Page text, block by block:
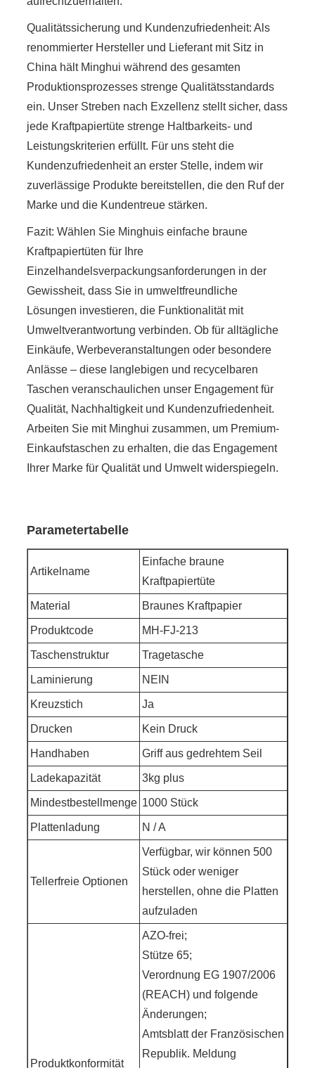
Qualitätssicherung und Kundenzufriedenheit: Als
renommierter Hersteller und Lieferant mit Sitz in
China hält Minghui während des gesamten
Produktionsprozesses strenge Qualitätsstandards
ein. Unser Streben nach Exzellenz stellt sicher, dass
jede Kraftpapiertüte strenge Haltbarkeits- und
Leistungskriterien erfüllt. Für uns steht die
Kundenzufriedenheit an erster Stelle, indem wir
zuverlässige Produkte bereitstellen, die den Ruf der
Marke und die Kundentreue stärken.
Fazit: Wählen Sie Minghuis einfache braune
Kraftpapiertüten für Ihre
Einzelhandelsverpackungsanforderungen in der
Gewissheit, dass Sie in umweltfreundliche
Lösungen investieren, die Funktionalität mit
Umweltverantwortung verbinden. Ob für alltägliche
Einkäufe, Werbeveranstaltungen oder besondere
Anlässe – diese langlebigen und recycelbaren
Taschen veranschaulichen unser Engagement für
Qualität, Nachhaltigkeit und Kundenzufriedenheit.
Arbeiten Sie mit Minghui zusammen, um Premium-
Einkaufstaschen zu erhalten, die das Engagement
Ihrer Marke für Qualität und Umwelt widerspiegeln.
Parametertabelle
Artikelname
Einfache braune
Kraftpapiertüte
Material Braunes Kraftpapier
Produktcode MH-FJ-213
Taschenstruktur Tragetasche
Laminierung NEIN
Kreuzstich Ja
Drucken Kein Druck
Handhaben Griff aus gedrehtem Seil
Ladekapazität 3kg plus
Mindestbestellmenge 1000 Stück
Plattenladung N / A
Tellerfreie Optionen
Verfügbar, wir können 500
Stück oder weniger
herstellen, ohne die Platten
aufzuladen
Produktkonformität
AZO-frei;
Stütze 65;
Verordnung EG 1907/2006
(REACH) und folgende
Änderungen;
Amtsblatt der Französischen
Republik. Meldung